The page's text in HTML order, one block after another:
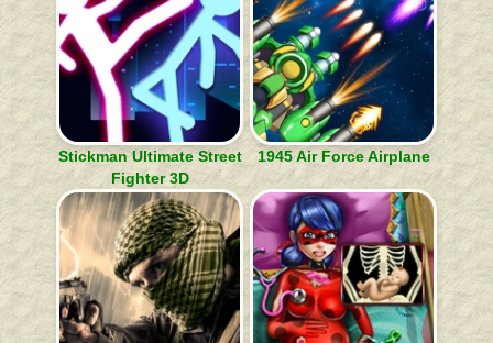
Stickman Ultimate Street
Fighter 3D
1945 Air Force Airplane